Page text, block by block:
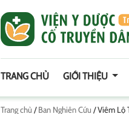
TRANG CHỦ GIỚI THIỆU
Trang chủ /Ban Nghiên Cứu /Viêm Lộ